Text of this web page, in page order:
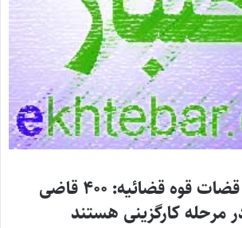
مدیرکل گزینش قضات قوه قضائیه: ۴۰۰ قاضی
کارگزینی هستند